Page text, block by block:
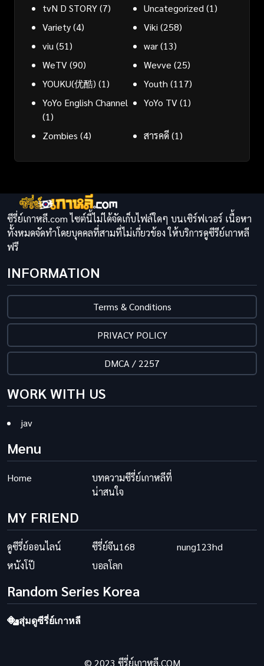
tvN D STORY(7) Uncategorized (1)
Variety(4) Viki (258)
viu (51) war(13)
WeTV(90) Wevve (25)
YOUKU(优酷) (1) Youth (117)
YoYo English Channel
(1)
YoYo TV(1)
Zombies (4) สารคดี(1)
ซีรี่ย์เกาหลี.com ไซต์นี้ไม่ได้จัดเก็บไฟล์ใดๆ บนเซิร์ฟเวอร์ เนื้อหา
ทั้งหมดจัดทำโดยบุคคลที่สามที่ไม่เกี่ยวข้อง ให้บริการดูซีรีย์เกาหลี
ฟรี
INFORMATION
Terms & Conditions
PRIVACY POLICY
DMCA / 2257
WORK WITH US
jav
Menu
Home
บทความซีรี่ย์เกาหลีที่
น่าสนใจ
MY FRIEND
ดูซีรี่ย์ออนไลน์ ซีรี่ย์จีน168
nung123hd
หนังโป๊
บอลโลก
Random Series Korea
สุ่มดูซีรี่ย์เกาหลี
© 2023 ซีรี่ย์เกาหลี.COM